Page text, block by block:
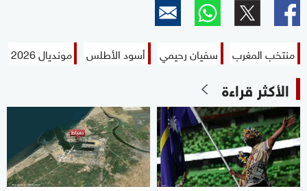
منتخب المغرب سفيان رحيمي أسود الأطلس مونديال 2026
الأكثر قراءة